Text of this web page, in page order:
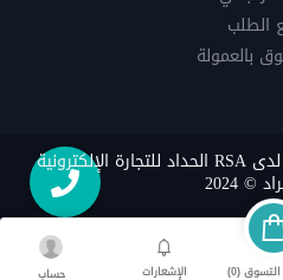
الطلب
بالعمولة
حقوق الطبع والنشر محفوظة لدى RSA الحداد للتجارة الإلكترونية
© 2024
التسوق (0
) الإشعارات حساب